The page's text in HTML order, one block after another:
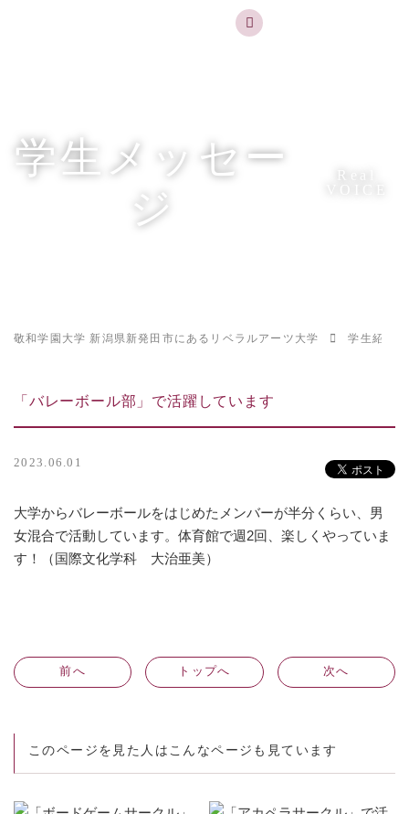
学生メッセー
ジ
Real
敬和学園大学 新潟県新発田市にあるリベラルアーツ大学 学生紹介
「バレーボール部」で活躍しています
2023.06.01
大学からバレーボールをはじめたメンバーが半分くらい、男
女混合で活動しています。体育館で週2回、楽しくやっていま
す！（国際文化学科 大治亜美）
前へ トップへ 次へ
このページを見た人はこんなページも見ています